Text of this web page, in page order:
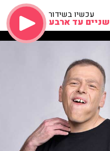
עכשיו בשידור
שניים עד ארבע